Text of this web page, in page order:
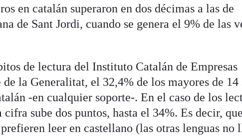
en catalán superaron en dos décimas a las de
de Sant Jordi, cuando se genera el 9% de las
de lectura del Instituto Catalán de Empresas
la Generalitat, el 32,4% de los mayores de 14
-en cualquier soporte-. En el caso de los
sube dos puntos, hasta el 34%. Es decir,
leer en castellano (las otras lenguas no